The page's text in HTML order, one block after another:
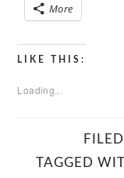
More
LIKE THIS:
Loading...
TAGGED